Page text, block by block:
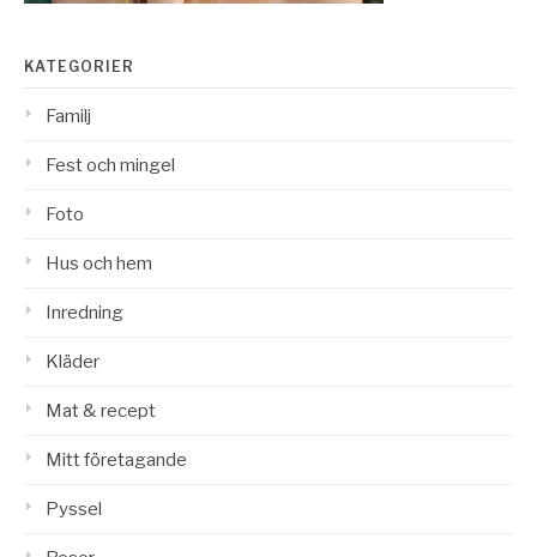
KATEGORIER
Familj
Fest och mingel
Foto
Hus och hem
Inredning
Kläder
Mat & recept
Mitt företagande
Pyssel